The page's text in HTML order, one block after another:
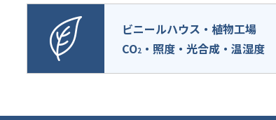
ビニールハウス・植物工場
CO2 ・照度・光合成・温湿度